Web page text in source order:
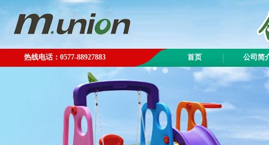
热线电话：0577-88927883 首页 公司简